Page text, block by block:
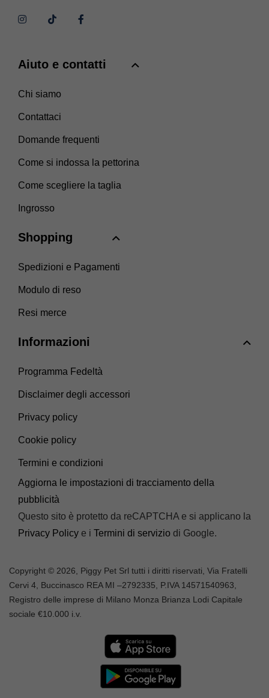
Aiuto e contatti
Chi siamo
Contattaci
Domande frequenti
Come si indossa la pettorina
Come scegliere la taglia
Ingrosso
Shopping
Spedizioni e Pagamenti
Modulo di reso
Resi merce
Informazioni
Programma Fedeltà
Disclaimer degli accessori
Privacy policy
Cookie policy
Termini e condizioni
Aggiorna le impostazioni di tracciamento della
pubblicità
Questo sito è protetto da reCAPTCHA e si applicano la
Privacy Policy e i Termini di servizio di Google.
Copyright © 2026, Piggy Pet Srl tutti i diritti riservati, Via Fratelli
Cervi 4, Buccinasco REA MI –2792335 , P.IVA 14571540963,
Registro delle imprese di Milano Monza Brianza Lodi Capitale
sociale €10.000 i.v.